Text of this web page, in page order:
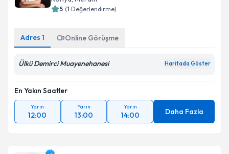
5 (1 Değerlendirme)
Adres 1 Online Görüşme
Ülkü Demirci Muayenehanesi Haritada Göster
En Yakın Saatler
Yarın
12:00
Yarın
13:00
Yarın
14:00 Daha Fazla